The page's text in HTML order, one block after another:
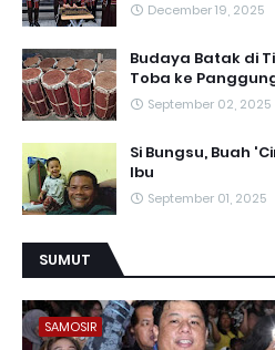
December 19, 2025
Budaya Batak di
Toba ke
September 02, 2025
Si Bungsu, Buah
Ibu
September 01, 2025
SUMUT
SAMOSIR